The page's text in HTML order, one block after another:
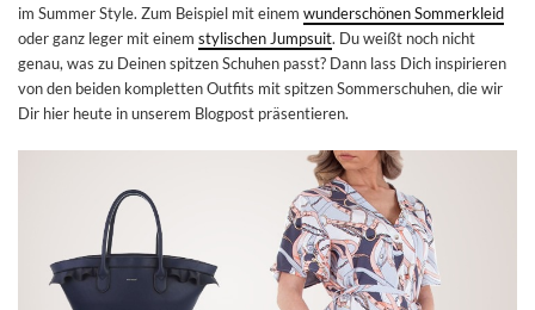
im Summer Style. Zum Beispiel mit einem wunderschönen Sommerkleid
oder ganz leger mit einem stylischen Jumpsuit. Du weißt noch nicht
genau, was zu Deinen spitzen Schuhen passt? Dann lass Dich inspirieren
von den beiden kompletten Outfits mit spitzen Sommerschuhen, die wir
Dir hier heute in unserem Blogpost präsentieren.